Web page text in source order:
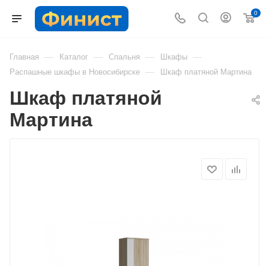
0
Главная — Каталог — Спальня — Шкафы —
Распашные шкафы в Новосибирске — Шкаф платяной Мартина
Шкаф платяной
Мартина